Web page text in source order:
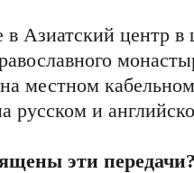
Азиатский центр в
местном
русском и
эти